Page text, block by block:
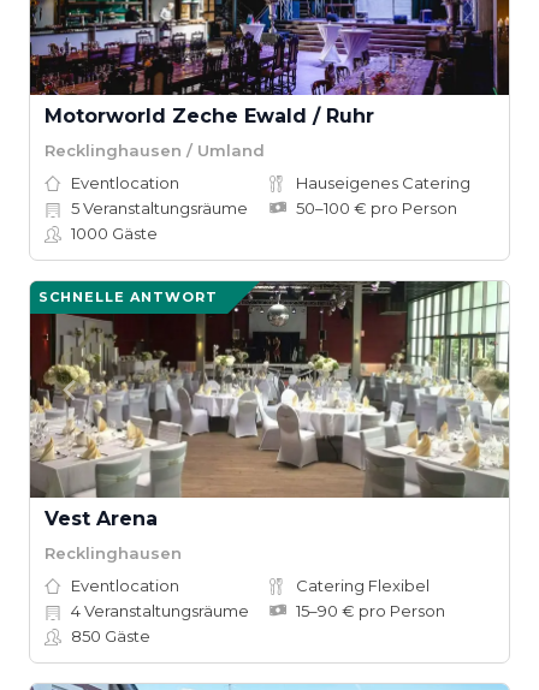
Motorworld Zeche Ewald / Ruhr
Recklinghausen / Umland
Eventlocation
Hauseigenes Catering
5Veranstaltungsräume
50–100 € pro Person
1000 Gäste
SCHNELLE ANTWORT
Vest Arena
Recklinghausen
Eventlocation
Catering Flexibel
4Veranstaltungsräume
15–90 € pro Person
850 Gäste